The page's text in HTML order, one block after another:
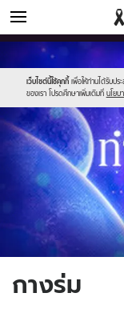
ดูดวง
เว็บไซต์นี้ใช้คุกกี้ เพื่อให้ท่านได้รับป
ของเรา โปรดศึกษาเพิ่มเติมที่ นโยบ
Sanook
//s.isanook.com/sr/0/
new-
sanook.png
//s.isanook.com/ho/0/
กางร่ม